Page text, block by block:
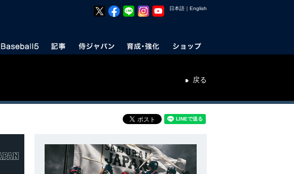
日本語 ｜ English
戻る